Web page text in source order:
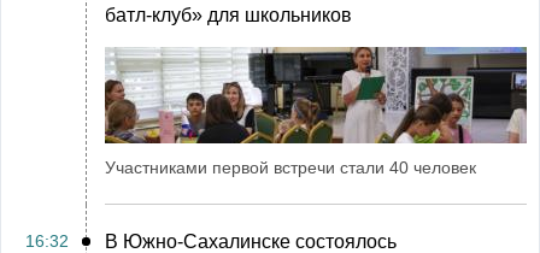
батл-клуб» для школьников
Участниками первой встречи стали 40 человек
16:32
В Южно-Сахалинске состоялось